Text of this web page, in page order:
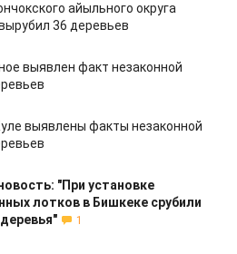
айыльного округа
36 деревьев
выявлен факт незаконной
выявлены факты незаконной
"При установке
лотков в Бишкеке срубили
1